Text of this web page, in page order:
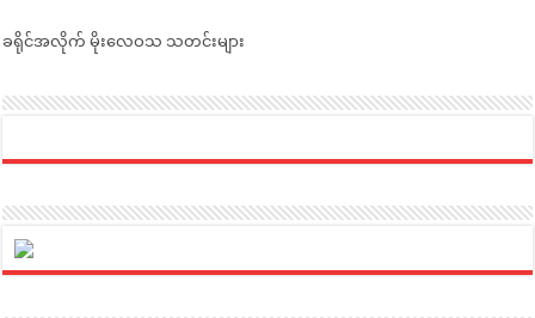
ခရိုင်အလိုက် မိုးလေဝသ သတင်းများ